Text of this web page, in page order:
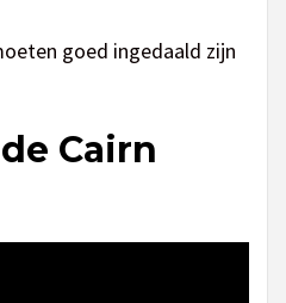
goed ingedaald zijn
Cairn